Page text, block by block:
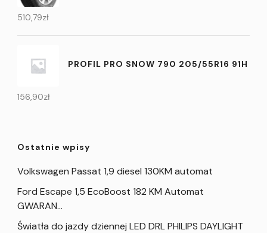
510,79zł
PROFIL PRO SNOW 790 205/55R16 91H
156,90zł
Ostatnie wpisy
Volkswagen Passat 1,9 diesel 130KM automat
Ford Escape 1,5 EcoBoost 182 KM Automat
GWARAN…
Światła do jazdy dziennej LED DRL PHILIPS DAYLIGHT